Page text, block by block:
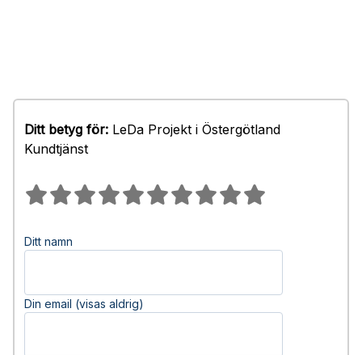
Ditt betyg för: LeDa Projekt i Östergötland
Kundtjänst
Ditt namn
Din email (visas aldrig)